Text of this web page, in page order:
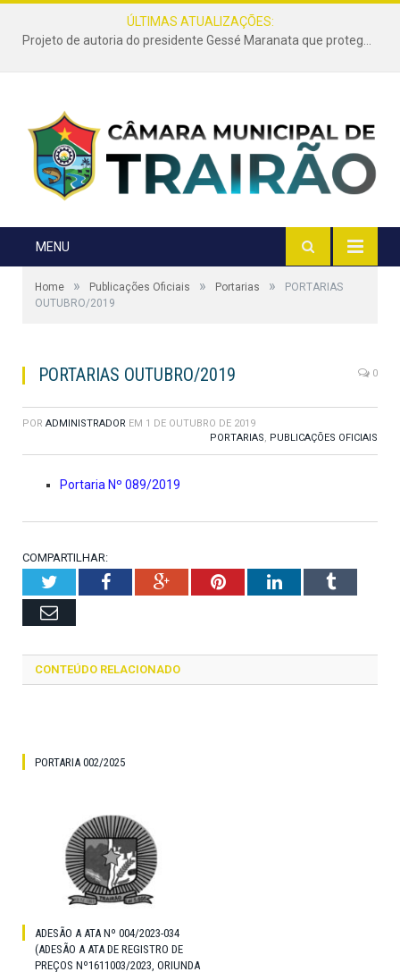
ÚLTIMAS ATUALIZAÇÕES:
Projeto de autoria do presidente Gessé Maranata que protege as estradas vicinais de Trairão é transformado em lei
MENU
Home » Publicações Oficiais » Portarias »
PORTARIAS
OUTUBRO/2019
PORTARIAS OUTUBRO/2019 0
POR ADMINISTRADOR EM 1 DE OUTUBRO DE 2019
PORTARIAS, PUBLICAÇÕES OFICIAIS
Portaria Nº 089/2019
COMPARTILHAR:
TwitterFacebookGoogle+PinterestLinkedInTumblr
Email
CONTEÚDO RELACIONADO
PORTARIA 002/2025
ADESÃO A ATA Nº 004/2023-034
(ADESÃO A ATA DE REGISTRO DE
PREÇOS Nº1611003/2023, ORIUNDA